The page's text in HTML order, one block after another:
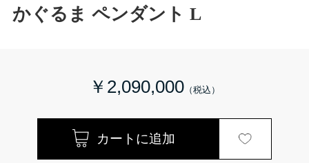
かぐるま ペンダント L
￥2,090,000